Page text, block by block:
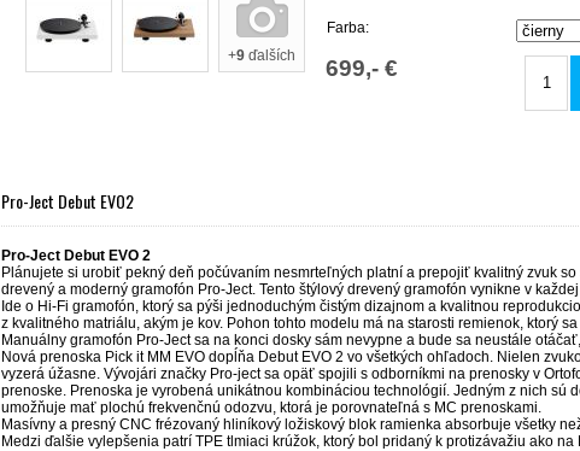
+9 ďalších
Farba:
699,- €
Pro-Ject Debut EVO2
Pro-Ject Debut EVO 2
Plánujete si urobiť pekný deň počúvaním nesmrteľných platní a prepojiť kvalitný zvuk
drevený a moderný gramofón Pro-Ject. Tento štýlový drevený gramofón vynikne v
Ide o Hi-Fi gramofón, ktorý sa pýši jednoduchým čistým dizajnom a kvalitnou
z kvalitného matriálu, akým je kov. Pohon tohto modelu má na starosti remienok, ktorý
Manuálny gramofón Pro-Ject sa na konci dosky sám nevypne a bude sa neustále
Nová prenoska Pick it MM EVO dopĺňa Debut EVO 2 vo všetkých ohľadoch. Nielen
vyzerá úžasne. Vývojári značky Pro-ject sa opäť spojili s odborníkmi na prenosky v
prenoske. Prenoska je vyrobená unikátnou kombináciou technológií. Jedným z nich sú
umožňuje mať plochú frekvenčnú odozvu, ktorá je porovnateľná s MC prenoskami.
Masívny a presný CNC frézovaný hliníkový ložiskový blok ramienka absorbuje všetky
Medzi ďalšie vylepšenia patrí TPE tlmiaci krúžok, ktorý bol pridaný k protizávažiu ako na